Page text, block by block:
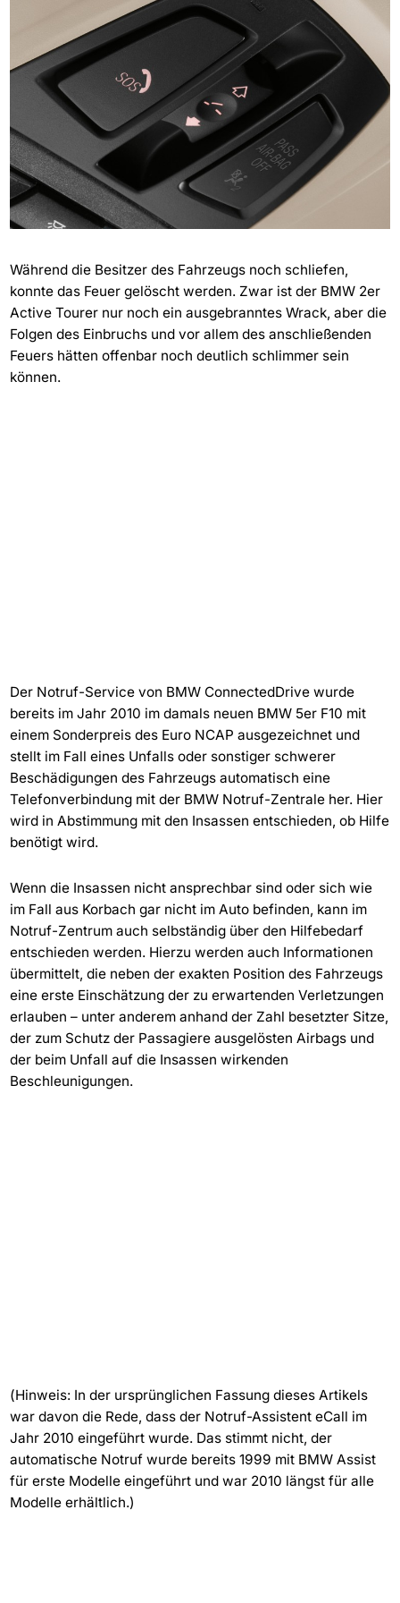
Während die Besitzer des Fahrzeugs noch schliefen,
konnte das Feuer gelöscht werden. Zwar ist der BMW 2er
Active Tourer nur noch ein ausgebranntes Wrack, aber die
Folgen des Einbruchs und vor allem des anschließenden
Feuers hätten offenbar noch deutlich schlimmer sein
können.
Der Notruf-Service von BMW ConnectedDrive wurde
bereits im Jahr 2010 im damals neuen BMW 5er F10 mit
einem Sonderpreis des Euro NCAP ausgezeichnet und
stellt im Fall eines Unfalls oder sonstiger schwerer
Beschädigungen des Fahrzeugs automatisch eine
Telefonverbindung mit der BMW Notruf-Zentrale her. Hier
wird in Abstimmung mit den Insassen entschieden, ob Hilfe
benötigt wird.
Wenn die Insassen nicht ansprechbar sind oder sich wie
im Fall aus Korbach gar nicht im Auto befinden, kann im
Notruf-Zentrum auch selbständig über den Hilfebedarf
entschieden werden. Hierzu werden auch Informationen
übermittelt, die neben der exakten Position des Fahrzeugs
eine erste Einschätzung der zu erwartenden Verletzungen
erlauben – unter anderem anhand der Zahl besetzter Sitze,
der zum Schutz der Passagiere ausgelösten Airbags und
der beim Unfall auf die Insassen wirkenden
Beschleunigungen.
(Hinweis: In der ursprünglichen Fassung dieses Artikels
war davon die Rede, dass der Notruf-Assistent eCall im
Jahr 2010 eingeführt wurde. Das stimmt nicht, der
automatische Notruf wurde bereits 1999 mit BMW Assist
für erste Modelle eingeführt und war 2010 längst für alle
Modelle erhältlich.)